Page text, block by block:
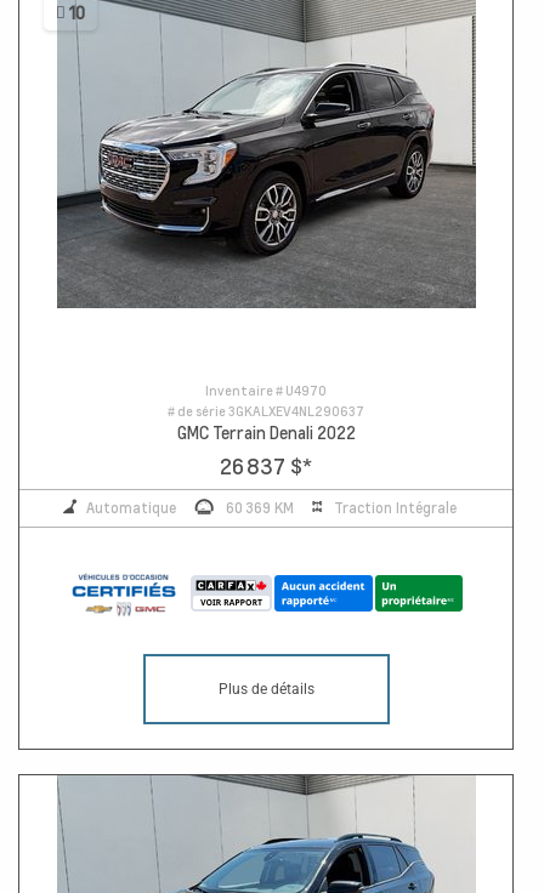
10
Inventaire # U4970
# de série3GKALXEV4NL290637
GMC Terrain Denali 2022
26 837 $*
Automatique 60 369 KM Traction Intégrale
Plus de détails